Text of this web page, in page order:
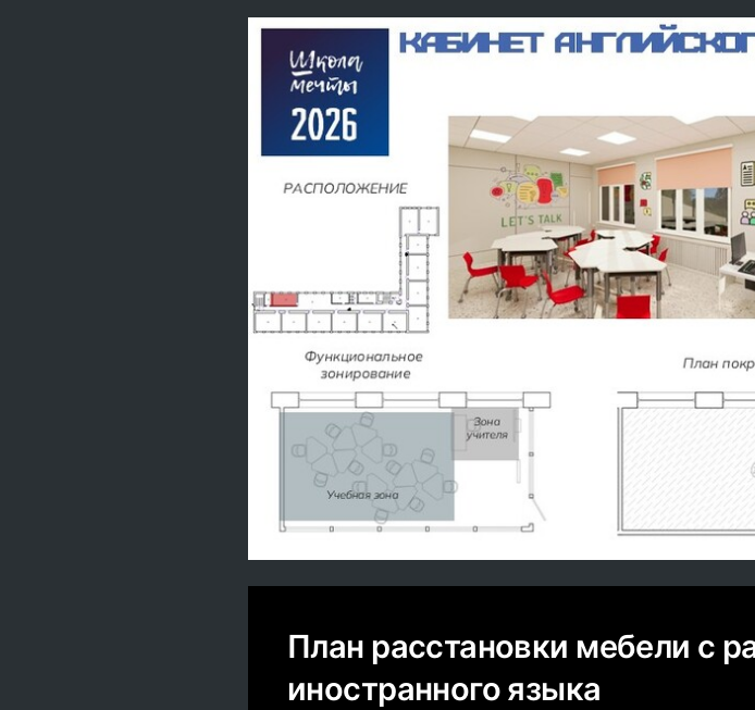
План расстановки мебели с
иностранного языка